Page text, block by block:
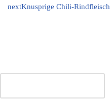
nextKnusprige Chili-